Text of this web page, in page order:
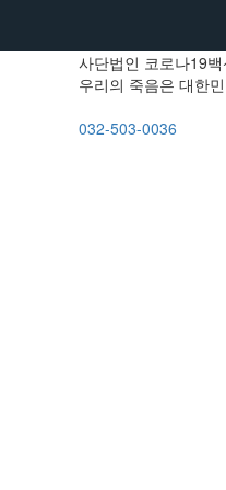
사단법인 코로나19
우리의 죽음은 대한
032-503-0036